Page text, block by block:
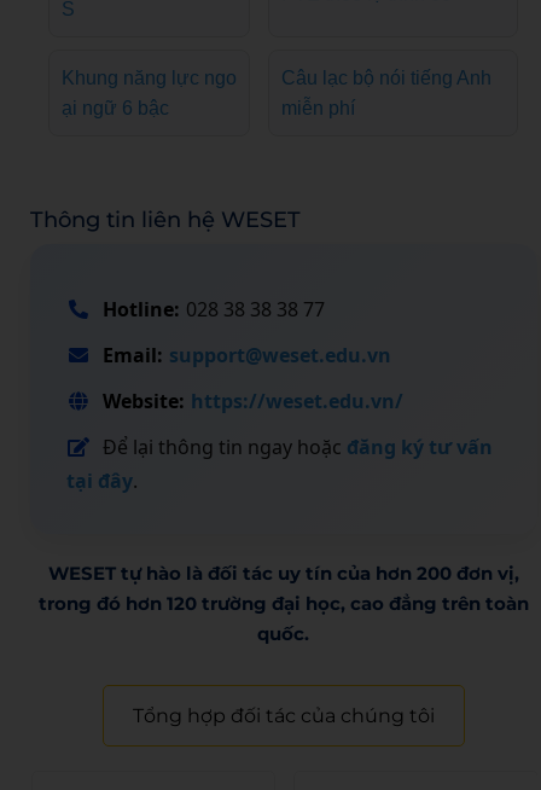
S
Khung năng lực ngo
ại ngữ 6 bậc
Câu lạc bộ nói tiếng Anh
miễn phí
Thông tin liên hệ WESET
Hotline: 028 38 38 38 77
Email: support@weset.edu.vn
Website: https://weset.edu.vn/
Để lại thông tin ngay hoặc đăng ký tư vấn
tại đây.
WESET tự hào là đối tác uy tín của hơn 200 đơn vị,
trong đó hơn 120 trường đại học, cao đẳng trên toàn
quốc.​
Tổng hợp đối tác của chúng tôi